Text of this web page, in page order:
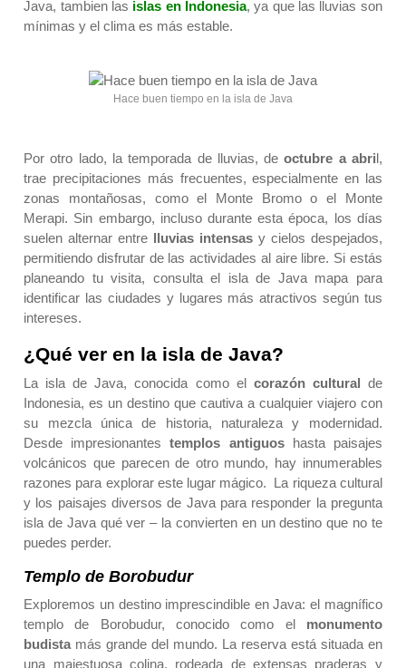
Java, tambien las islas en Indonesia, ya que las lluvias son
mínimas y el clima es más estable.
Hace buen tiempo en la isla de Java
Por otro lado, la temporada de lluvias, de octubre a abril,
trae precipitaciones más frecuentes, especialmente en las
zonas montañosas, como el Monte Bromo o el Monte
Merapi. Sin embargo, incluso durante esta época, los días
suelen alternar entre lluvias intensasy cielos despejados,
permitiendo disfrutar de las actividades al aire libre. Si estás
planeando tu visita, consulta el isla de Java mapa para
identificar las ciudades y lugares más atractivos según tus
intereses.
¿Qué ver en la isla de Java?
La isla de Java, conocida como el corazón cultural de
Indonesia, es un destino que cautiva a cualquier viajero con
su mezcla única de historia, naturaleza y modernidad.
Desde impresionantes templos antiguoshasta paisajes
volcánicos que parecen de otro mundo, hay innumerables
razones para explorar este lugar mágico. La riqueza cultural
y los paisajes diversos de Java para responder la pregunta
isla de Java qué ver – la convierten en un destino que no te
puedes perder.
Templo de Borobudur
Exploremos un destino imprescindible en Java: el magnífico
templo de Borobudur, conocido como el monumento
budista más grande del mundo. La reserva está situada en
una majestuosa colina, rodeada de extensas praderas y